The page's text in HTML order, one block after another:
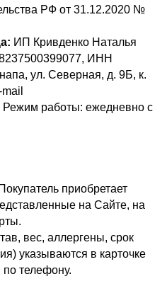
РФ от 31.12.2020 №
ИП Кривденко Наталья
ИНН
ул. Северная, д. 9Б, к.
Режим работы: ежедневно с
приобретает
на Сайте, на
вес, аллергены, срок
указываются в карточке
телефону.